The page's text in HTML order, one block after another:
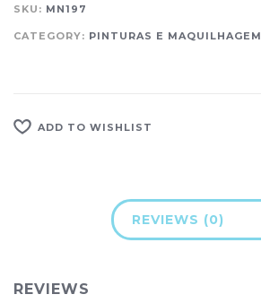
SKU: MN197
CATEGORY: PINTURAS E MAQUILHAGEM
ADD TO WISHLIST
REVIEWS (0)
REVIEWS